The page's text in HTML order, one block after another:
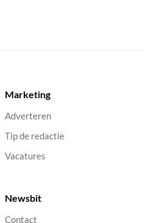
Marketing
Adverteren
Tip de redactie
Vacatures
Newsbit
Contact